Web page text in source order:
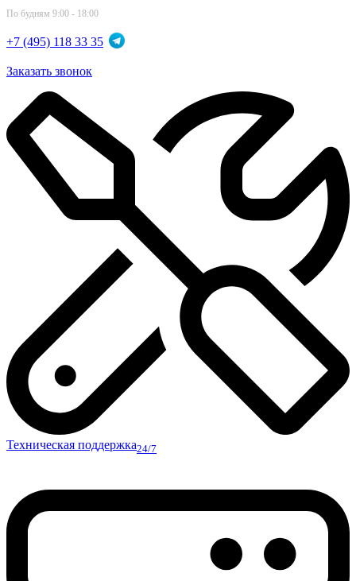
По будням 9:00 - 18:00
+7 (495) 118 33 35
Заказать звонок
Техническая поддержка24/7